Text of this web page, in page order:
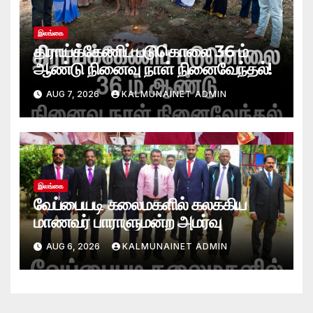
இலங்கை
திராய்க்கேணிப் படுகொலை 36 ம்
ஆண்டு நினைவு நாள் நினைவேந்தல்!
AUG 7, 2026 KALMUNAINET ADMIN
இலங்கை
வேப்பையடி கலைமகளில் கலக்கிய
மாணவர் பாராளுமன்ற அமர்வு
AUG 6, 2026 KALMUNAINET ADMIN